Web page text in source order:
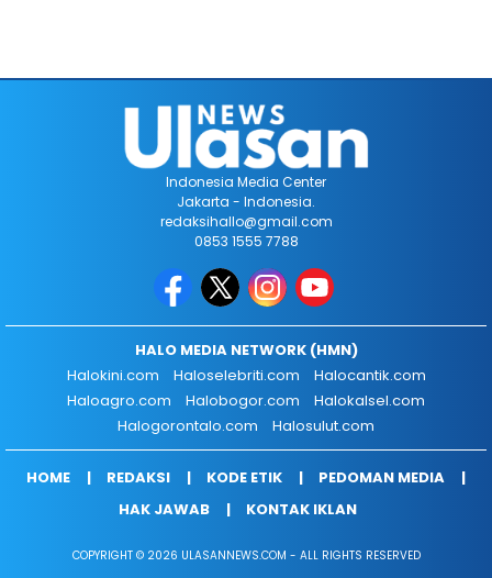
Indonesia Media Center
Jakarta - Indonesia.
redaksihallo@gmail.com
0853 1555 7788
HALO MEDIA NETWORK (HMN)
Halokini.com
Haloselebriti.com
Halocantik.com
Haloagro.com
Halobogor.com
Halokalsel.com
Halogorontalo.com
Halosulut.com
HOME REDAKSI KODE ETIK
PEDOMAN MEDIA
HAK JAWAB
KONTAK IKLAN
COPYRIGHT © 2026 ULASANNEWS.COM - ALL RIGHTS RESERVED